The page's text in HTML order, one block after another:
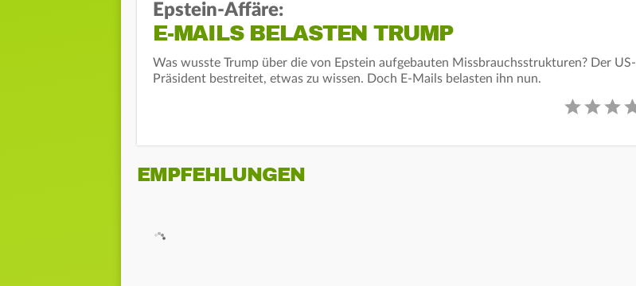
Epstein-Affäre:
E-MAILS BELASTEN TRUMP
Was wusste Trump über die von Epstein aufgebauten Missbrauchsstrukturen? Der US-
Präsident bestreitet, etwas zu wissen. Doch E-Mails belasten ihn nun.
EMPFEHLUNGEN